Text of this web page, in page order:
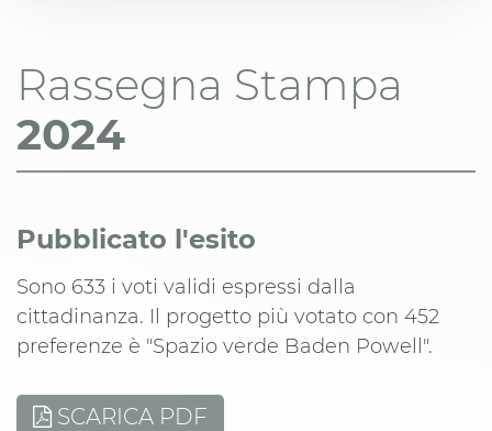
Rassegna Stampa
2024
Pubblicato l'esito
Sono 633 i voti validi espressi dalla
cittadinanza. Il progetto più votato con 452
preferenze è "Spazio verde Baden Powell".
SCARICA PDF